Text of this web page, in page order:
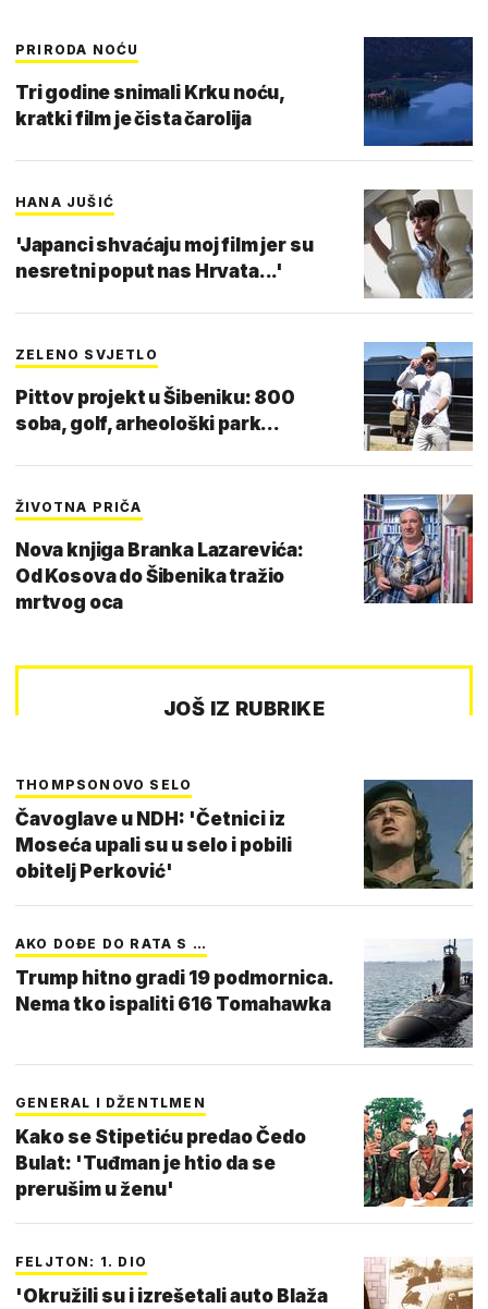
PRIRODA NOĆU
Tri godine snimali Krku noću,
kratki film je čista čarolija
HANA JUŠIĆ
'Japanci shvaćaju moj film jer su
nesretni poput nas Hrvata...'
ZELENO SVJETLO
Pittov projekt u Šibeniku: 800
soba, golf, arheološki park...
ŽIVOTNA PRIČA
Nova knjiga Branka Lazarevića:
Od Kosova do Šibenika tražio
mrtvog oca
JOŠ IZ RUBRIKE
THOMPSONOVO SELO
Čavoglave u NDH: 'Četnici iz
Moseća upali su u selo i pobili
obitelj Perković'
AKO DOĐE DO RATA S …
Trump hitno gradi 19 podmornica.
Nema tko ispaliti 616 Tomahawka
GENERAL I DŽENTLMEN
Kako se Stipetiću predao Čedo
Bulat: 'Tuđman je htio da se
prerušim u ženu'
FELJTON: 1. DIO
'Okružili su i izrešetali auto Blaža